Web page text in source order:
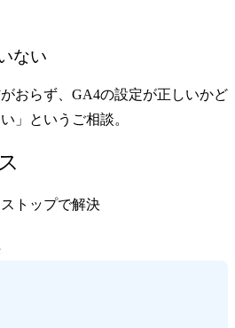
ない
おらず、GA4の設定が正しいかど
」というご相談。
トップで解決